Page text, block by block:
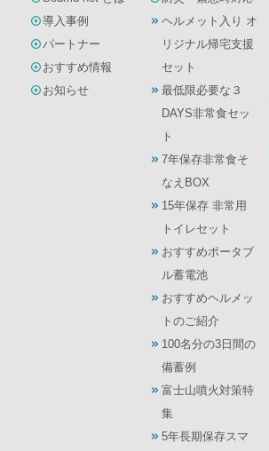
導入事例
パートナー
おすすめ情報
お知らせ
ヘルメット入り オ
リジナル帰宅支援
セット
最低限必要な３
DAYS非常食セッ
ト
7年保存非常食そ
なえBOX
15年保存 非常用
トイレセット
おすすめポータブ
ル蓄電池
おすすめヘルメッ
トのご紹介
100名分の3日間の
備蓄例
富士山噴火対策特
集
5年長期保存スマ